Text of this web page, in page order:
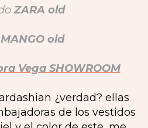
ZARA old
MANGO old
Vega SHOWROOM
¿verdad? ellas
de los vestidos